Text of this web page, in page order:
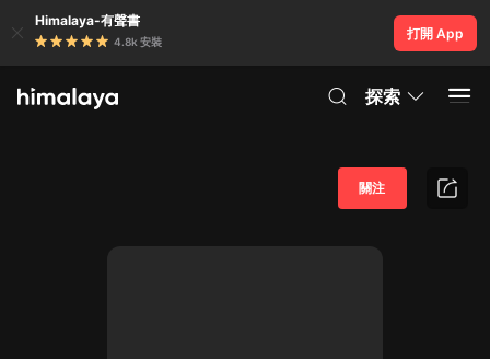
Himalaya-有聲書
4.8k 安裝
打開 App
探索
關注